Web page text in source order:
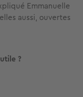
Emmanuelle
aussi, ouvertes
?